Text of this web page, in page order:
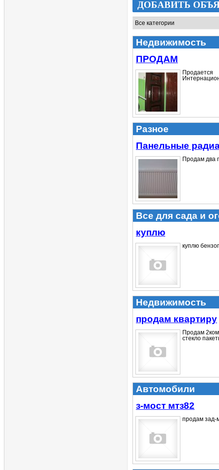
ДОБАВИТЬ
Недвижимость
ПРОДАМ
Разное
Панельные
Продам два
Все для сада и
куплю
куплю
Недвижимость
продам квартиру
Продам
стекло
Автомобили
з-мост мтз82
продам зад-